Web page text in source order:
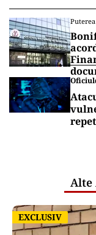
Alte
EXCLUSIV
EXCLUSIV